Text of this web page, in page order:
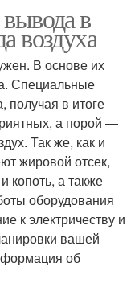
для кухни
в
воздуха
В основе их
Специальные
получая в итоге
а порой —
Так же, как и
жировой отсек,
копоть, а также
оборудования
к электричеству и
вашей
об